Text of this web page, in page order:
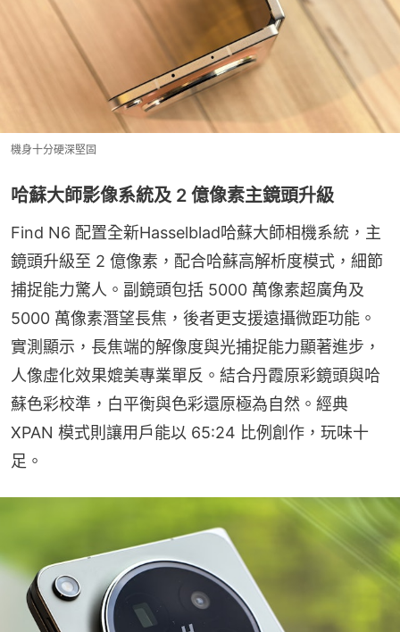
機身十分硬深堅固
哈蘇大師影像系統及 2 億像素主鏡頭升級
Find N6 配置全新Hasselblad哈蘇大師相機系統，主
鏡頭升級至 2 億像素，配合哈蘇高解析度模式，細節
捕捉能力驚人。副鏡頭包括 5000 萬像素超廣角及
5000 萬像素潛望長焦，後者更支援遠攝微距功能。
實測顯示，長焦端的解像度與光捕捉能力顯著進步，
人像虛化效果媲美專業單反。結合丹霞原彩鏡頭與哈
蘇色彩校準，白平衡與色彩還原極為自然。經典
XPAN 模式則讓用戶能以 65:24 比例創作，玩味十
足。